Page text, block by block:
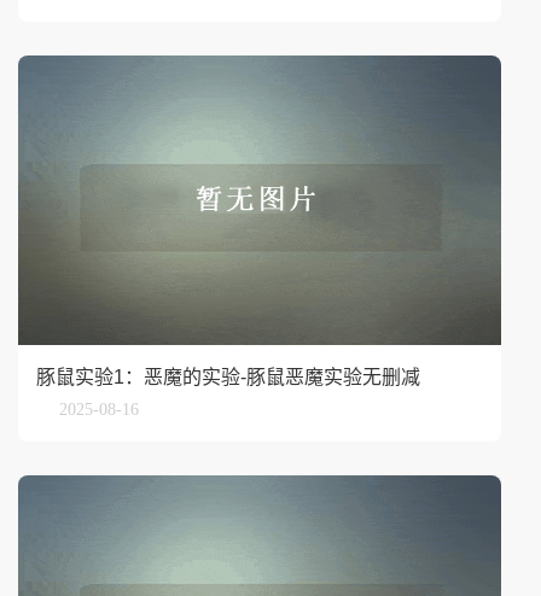
豚鼠实验1：恶魔的实验-豚鼠恶魔实验无删减
2025-08-16